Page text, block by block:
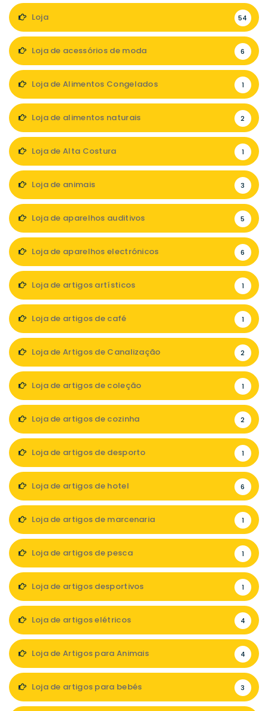
Loja 54
Loja de acessórios de moda 6
Loja de Alimentos Congelados 1
Loja de alimentos naturais 2
Loja de Alta Costura 1
Loja de animais 3
Loja de aparelhos auditivos 5
Loja de aparelhos electrónicos 6
Loja de artigos artísticos 1
Loja de artigos de café 1
Loja de Artigos de Canalização 2
Loja de artigos de coleção 1
Loja de artigos de cozinha 2
Loja de artigos de desporto 1
Loja de artigos de hotel 6
Loja de artigos de marcenaria 1
Loja de artigos de pesca 1
Loja de artigos desportivos 1
Loja de artigos elétricos 4
Loja de Artigos para Animais 4
Loja de artigos para bebés 3